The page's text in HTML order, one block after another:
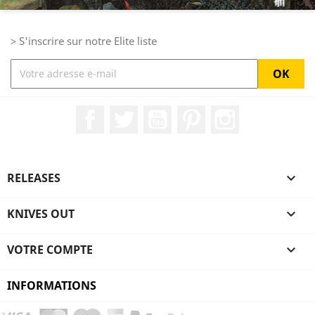
> S'inscrire sur notre Elite liste
RELEASES 
KNIVES OUT 
VOTRE COMPTE 
INFORMATIONS